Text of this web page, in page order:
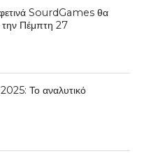
SourdGames θα
Πέμπτη 27
Το αναλυτικό